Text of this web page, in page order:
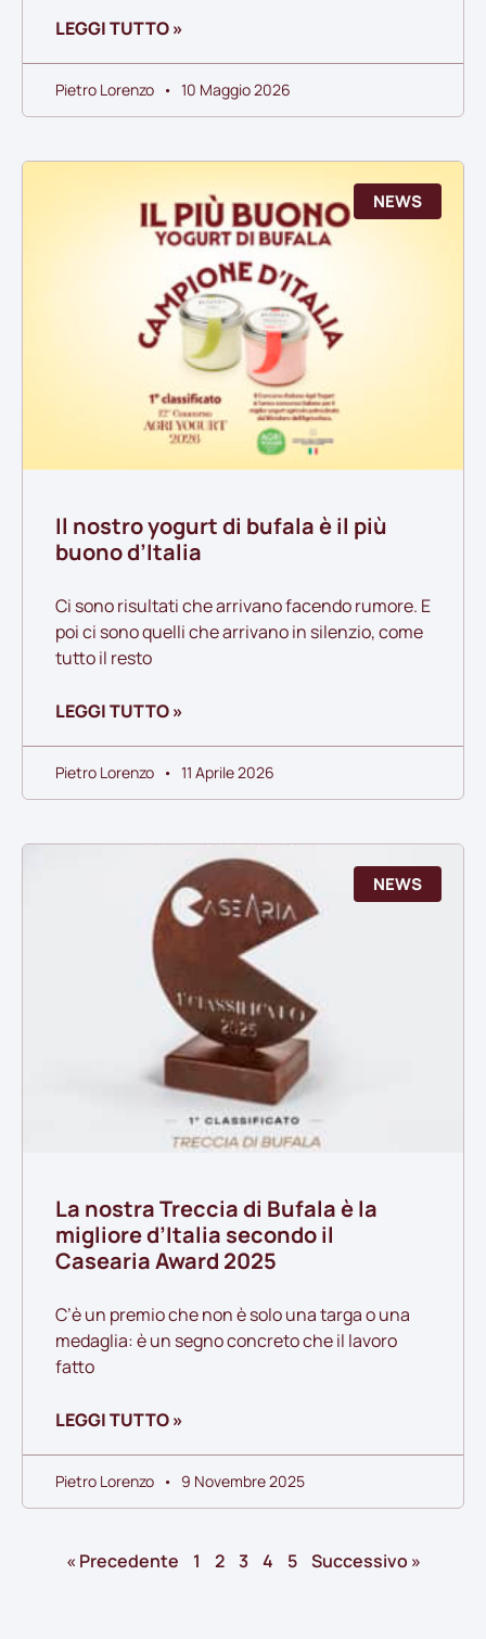
LEGGI TUTTO »
Pietro Lorenzo 10 Maggio 2026
NEWS
Il nostro yogurt di bufala è il più
buono d’Italia
Ci sono risultati che arrivano facendo rumore. E
poi ci sono quelli che arrivano in silenzio, come
tutto il resto
LEGGI TUTTO »
Pietro Lorenzo 11 Aprile 2026
NEWS
La nostra Treccia di Bufala è la
migliore d’Italia secondo il
Casearia Award 2025
C’è un premio che non è solo una targa o una
medaglia: è un segno concreto che il lavoro
fatto
LEGGI TUTTO »
Pietro Lorenzo 9 Novembre 2025
« Precedente 1 2 3 4 5 Successivo »